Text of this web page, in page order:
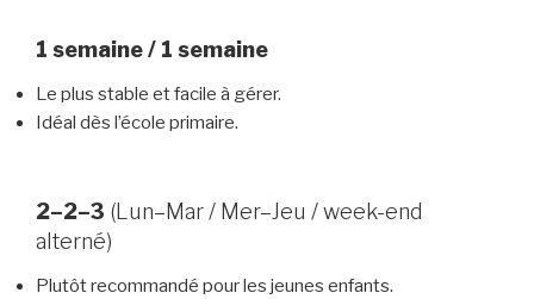
1 semaine / 1 semaine
Le plus stable et facile à gérer.
Idéal dès l’école primaire.
2–2–3 (Lun–Mar / Mer–Jeu / week-end
alterné)
Plutôt recommandé pour les jeunes enfants.